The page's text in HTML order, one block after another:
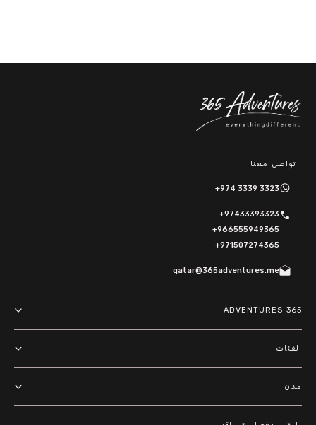
تواصل معنا
+974 3339 3323
+97433393323
+966555949365
+971507274365
qatar@365adventures.me
365 ADVENTURES
Privacy Policy
الفئات
مدن